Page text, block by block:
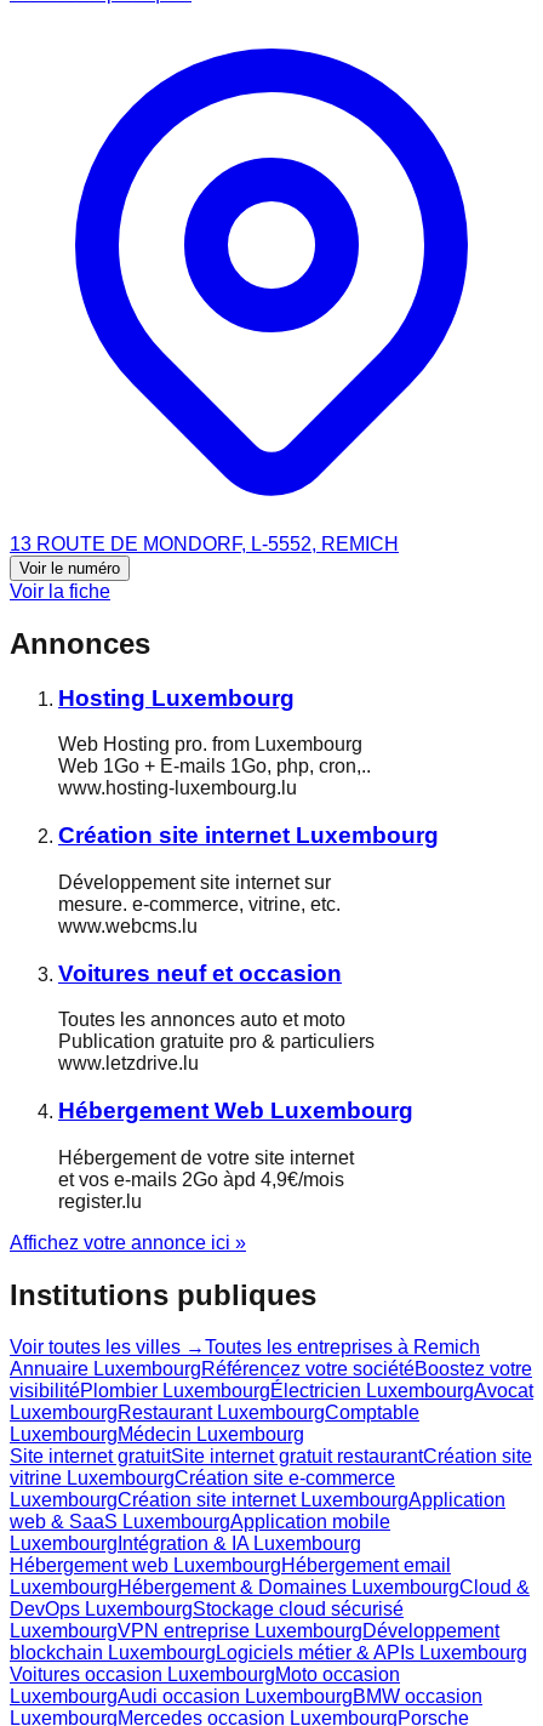
13 ROUTE DE MONDORF, L-5552, REMICH
Voir le numéro
Voir la fiche
Annonces
Hosting Luxembourg
Web Hosting pro. from Luxembourg
Web 1Go + E-mails 1Go, php, cron,..
www.hosting-luxembourg.lu
Création site internet Luxembourg
Développement site internet sur
mesure. e-commerce, vitrine, etc.
www.webcms.lu
Voitures neuf et occasion
Toutes les annonces auto et moto
Publication gratuite pro & particuliers
www.letzdrive.lu
Hébergement Web Luxembourg
Hébergement de votre site internet
et vos e-mails 2Go àpd 4,9€/mois
register.lu
Affichez votre annonce ici »
Institutions publiques
Voir toutes les villes →Toutes les entreprises à Remich
Annuaire LuxembourgRéférencez votre sociétéBoostez votre
visibilitéPlombier LuxembourgÉlectricien LuxembourgAvocat
LuxembourgRestaurant LuxembourgComptable
LuxembourgMédecin Luxembourg
Site internet gratuitSite internet gratuit restaurantCréation site
vitrine LuxembourgCréation site e-commerce
LuxembourgCréation site internet LuxembourgApplication
web & SaaS LuxembourgApplication mobile
Luxembourg Intégration & IA Luxembourg
Hébergement web LuxembourgHébergement email
LuxembourgHébergement & Domaines LuxembourgCloud &
DevOps LuxembourgStockage cloud sécurisé
LuxembourgVPN entreprise LuxembourgDéveloppement
blockchain Luxembourg Logiciels métier & APIs Luxembourg
Voitures occasion LuxembourgMoto occasion
LuxembourgAudi occasion LuxembourgBMW occasion
LuxembourgMercedes occasion LuxembourgPorsche